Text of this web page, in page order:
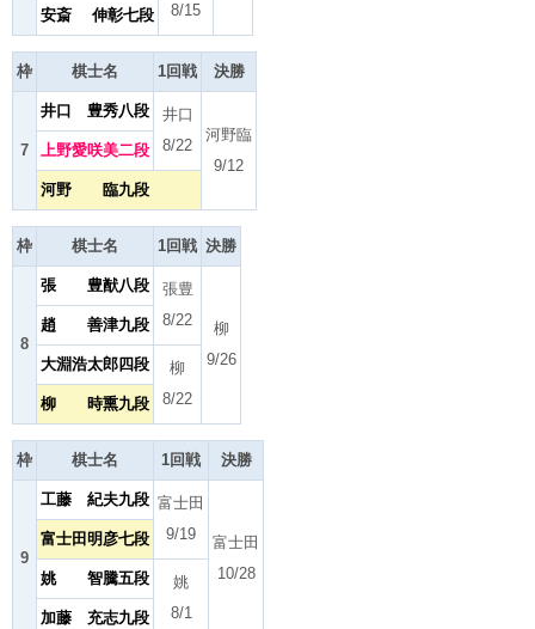
8/15
安斎 伸彰七段
枠 棋士名 1回戦 決勝
7
井口 豊秀八段
井口
8/22
河野臨
9/12
上野愛咲美二段
河野 臨九段
枠 棋士名 1回戦 決勝
8
張 豊猷八段
張豊
8/22
柳
9/26
趙 善津九段
大淵浩太郎四段
柳
8/22
柳 時熏九段
枠 棋士名 1回戦 決勝
9
工藤 紀夫九段 富士田
9/19
富士田
10/28
富士田明彦七段
姚 智騰五段
姚
8/1
加藤 充志九段